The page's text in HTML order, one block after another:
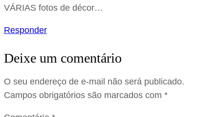
VÁRIAS fotos de décor…
Responder
Deixe um comentário
O seu endereço de e-mail não será publicado.
Campos obrigatórios são marcados com *